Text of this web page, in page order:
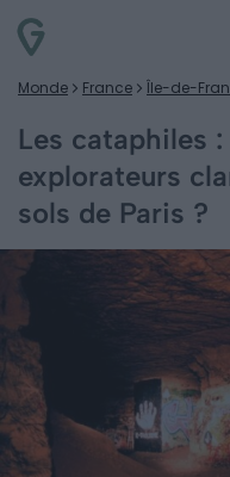
Monde France Île-de-
Les cataphiles
explorateurs
sols de Paris ?